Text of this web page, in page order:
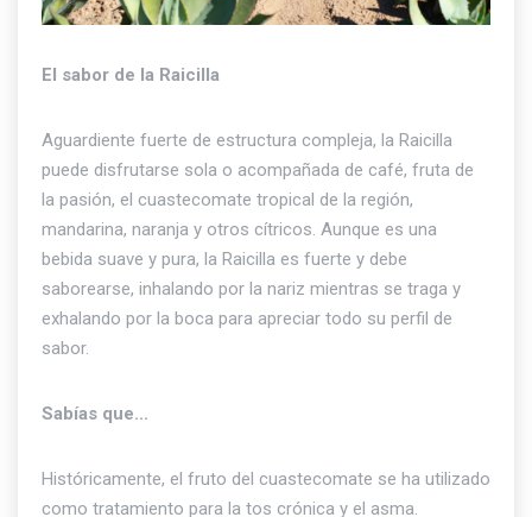
El sabor de la Raicilla
Aguardiente fuerte de estructura compleja, la Raicilla
puede disfrutarse sola o acompañada de café, fruta de
la pasión, el cuastecomate tropical de la región,
mandarina, naranja y otros cítricos. Aunque es una
bebida suave y pura, la Raicilla es fuerte y debe
saborearse, inhalando por la nariz mientras se traga y
exhalando por la boca para apreciar todo su perfil de
sabor.
Sabías que...
Históricamente, el fruto del cuastecomate se ha utilizado
como tratamiento para la tos crónica y el asma.